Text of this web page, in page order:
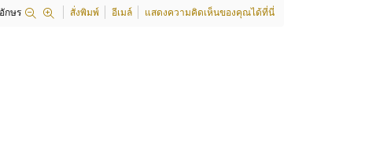
กษร สั่งพิมพ์ อีเมล์ แสดงความคิดเห็นของคุณได้ที่นี่